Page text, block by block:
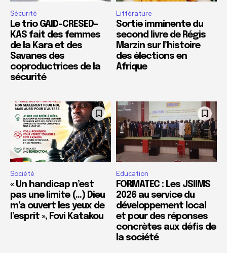
Sécurité
Le trio GAID-CRESED-
KAS fait des femmes
de la Kara et des
Savanes des
coproductrices de la
sécurité
Littérature
Sortie imminente du
second livre de Régis
Marzin sur l’histoire
des élections en
Afrique
Société
« Un handicap n’est
pas une limite (…) Dieu
m’a ouvert les yeux de
l’esprit », Fovi Katakou
Education
FORMATEC : Les JSIIMS
2026 au service du
développement local
et pour des réponses
concrètes aux défis de
la société